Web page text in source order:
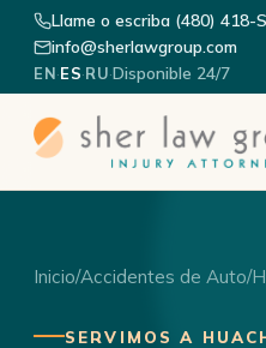
Llame o escriba (480) 418-
info@sherlawgroup.com
EN·ES·RU·Disponible 24/7
Inicio/Accidentes de Auto/
SERVIMOS A